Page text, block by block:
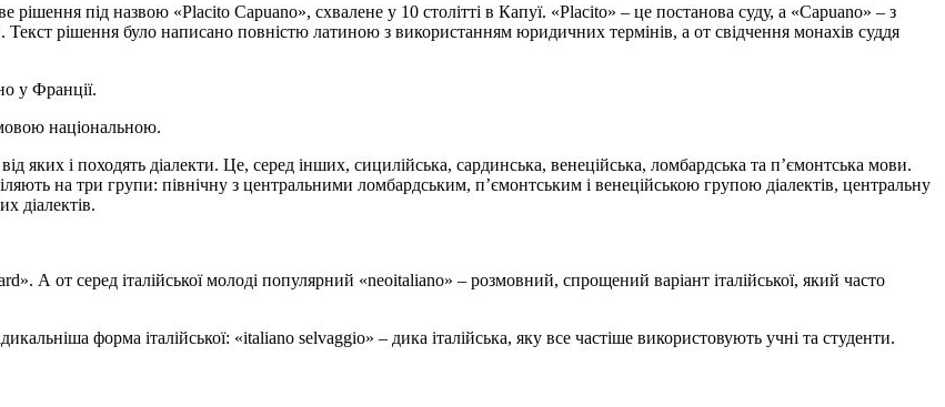
під назвою «Placito Capuano», схвалене у 10 столітті в Капуї. «Placito» – це постанова суду, а «Capuano» – з
рішення було написано повністю латиною з використанням юридичних термінів, а от свідчення монахів суддя
у Франції.
мовою національною.
яких і походять діалекти. Це, серед інших, сицилійська, сардинська, венеційська, ломбардська та п’ємонтська мови.
на три групи: північну з центральними ломбардським, п’ємонтським і венеційською групою діалектів, центральну
діалектів.
А от серед італійської молоді популярний «neoitaliano» – розмовний, спрощений варіант італійської, який часто
форма італійської: «italiano selvaggio» – дика італійська, яку все частіше використовують учні та студенти.